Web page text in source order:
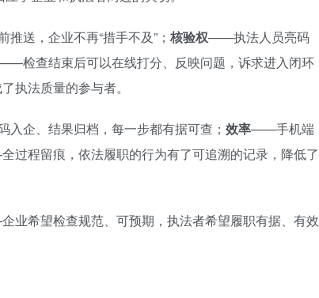
送，企业不再“措手不及”； 核验权——执法人员亮码
检查结束后可以在线打分、反映问题，诉求进入闭环
执法质量的参与者。
企、结果归档，每一步都有据可查； 效率——手机端
过程留痕，依法履职的行为有了可追溯的记录，降低了
希望检查规范、可预期，执法者希望履职有据、有效